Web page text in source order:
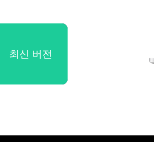
최신 버전